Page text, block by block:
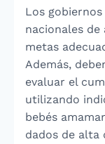
Los
nacionales
metas
Además,
evaluar el
utilizando
bebés
dados de alta